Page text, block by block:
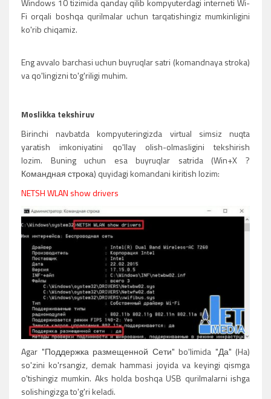
Windows 10 tizimida qanday qilib kompyuterdagi interneti Wi-
Fi orqali boshqa qurilmalar uchun tarqatishingiz mumkinligini
ko'rib chiqamiz.
Eng avvalo barchasi uchun buyruqlar satri (komandnaya stroka)
va qo'lingizni to'g'riligi muhim.
Moslikka tekshiruv
Birinchi navbatda kompyuteringizda virtual simsiz nuqta
yaratish imkoniyatini qo'llay olish-olmasligini tekshirish
lozim. Buning uchun esa buyruqlar satrida (Win+X ?
Командная строка) quyidagi komandani kiritish lozim:
NETSH WLAN show drivers
Agar "Поддержка размещенной Сети" bo'limida "Да" (Ha)
so'zini ko'rsangiz, demak hammasi joyida va keyingi qismga
o'tishingiz mumkin. Aks holda boshqa USB qurilmalarni ishga
solishingizga to'g'ri keladi.